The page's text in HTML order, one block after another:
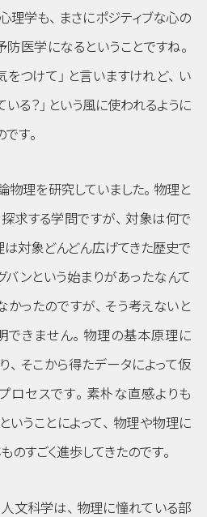
理学も、
まさにポジティブな心の
防医学になるということですね。
をつけて」 と言いますけれど、
い
る？」 という風に使われるように
です。
物理を研究していました。 物理と
探求する学問ですが、 対象は何で
は対象どんどん広げてきた歴史で
バンという始まりがあったなんて
かったのですが、 そう考えないと
できません。 物理の基本原理に
、 そこから得たデータによって仮
ロセスです。 素朴な直感よりも
いうことによって、 物理や物理に
のすごく進歩してきたのです。
人文科学は、 物理に憧れている部